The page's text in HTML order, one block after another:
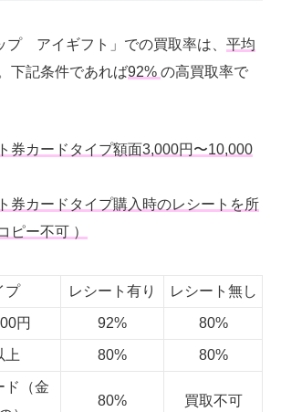
プ アイギフト」での買取率は、 平均
下記条件であれば92% の高買取率で
券カードタイプ額面3,000円〜10,000
券カードタイプ購入時のレシートを所
ピー不可 ）
プ レシート有り レシート無し
円 92% 80%
上 80% 80%
ド（金
80% 買取不可